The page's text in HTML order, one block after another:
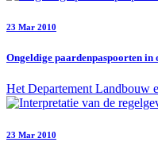
23 Mar 2010
Ongeldige paardenpaspoorten in
Het Departement Landbouw
23 Mar 2010